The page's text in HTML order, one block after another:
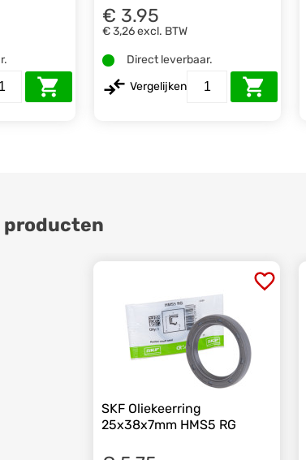
€ 3.95
€ 3,26excl. BTW
Direct leverbaar.
Vergelijken
SKF Oliekeerring
25x38x7mm HMS5 RG